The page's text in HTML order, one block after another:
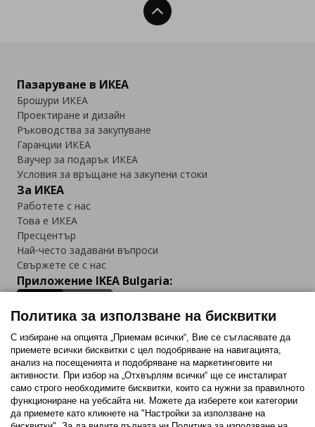
Нагоре
Пазаруване в ИКЕА
Брошури ИКЕА
Проектиране и дизайн
Ръководства за закупуване
Гаранции ИКЕА
Ваучер за подарък ИКЕА
Условия за връщане на закупени стоки
За ИКЕА
Работете с нас
Това е ИКЕА
Пресцентър
Най-често задавани въпроси
Свържете се с нас
Приложение IKEA Bulgaria:
Последвайте ни:
FacebookTwitterYoutubePinterestInstagram
Политика за използване на бисквитки
С избиране на опцията „Приемам всички“, Вие се съгласявате да
приемете всички бисквитки с цел подобряване на навигацията,
анализ на посещенията и подобряване на маркетинговите ни
активности. При избор на „Отхвърлям всички“ ще се инсталират
само строго необходимитe бисквитки, които са нужни за правилното
функциониране на уебсайта ни. Можете да изберете кои категории
да приемете като кликнете на "Настройки за използване на